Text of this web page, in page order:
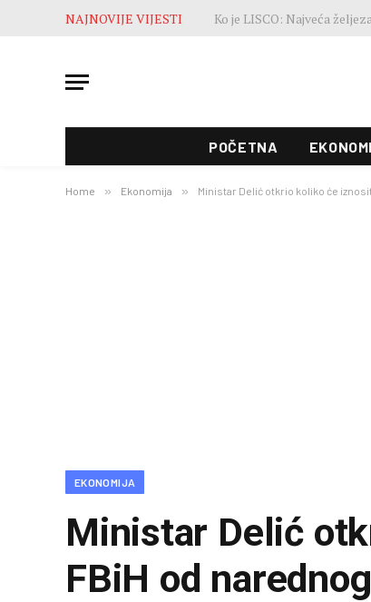
NAJNOVIJE VIJESTI
POČETNA
Home » Ekonomija » Ministar Delić otkrio koliko će
EKONOMIJA
Ministar Delić
FBiH od